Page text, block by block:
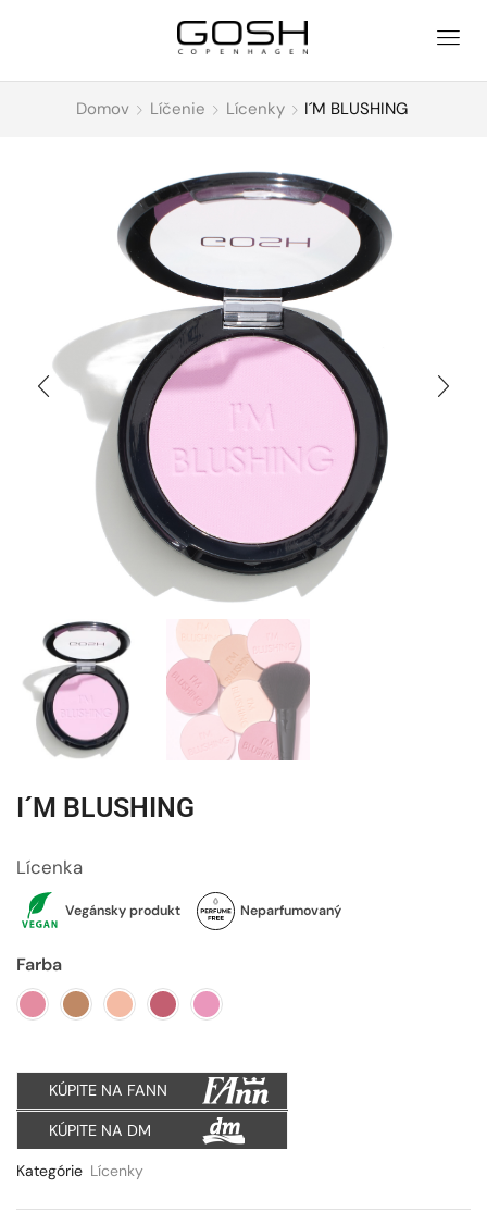
Domov Líčenie Lícenky I´M BLUSHING
I´M BLUSHING
Lícenka
Vegánsky produkt Neparfumovaný
Farba
KÚPITE NA FANN
KÚPITE NA DM
Kategórie Lícenky